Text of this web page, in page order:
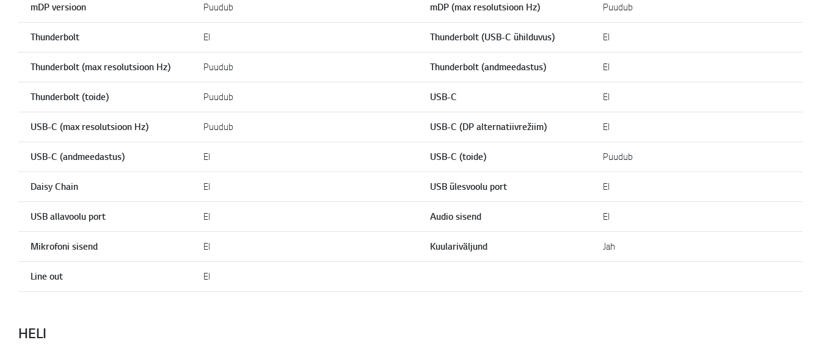
mDP versioon Puudub mDP (max resolutsioon Hz) Puudub
Thunderbolt EI Thunderbolt (USB-C ühilduvus) EI
Thunderbolt (max resolutsioon Hz) Puudub Thunderbolt (andmeedastus) EI
Thunderbolt (toide) Puudub USB-C EI
USB-C (max resolutsioon Hz) Puudub USB-C (DP alternatiivrežiim) EI
USB-C (andmeedastus) EI USB-C (toide) Puudub
Daisy Chain EI USB ülesvoolu port EI
USB allavoolu port EI Audio sisend EI
Mikrofoni sisend EI Kuulariväljund Jah
Line out EI
HELI